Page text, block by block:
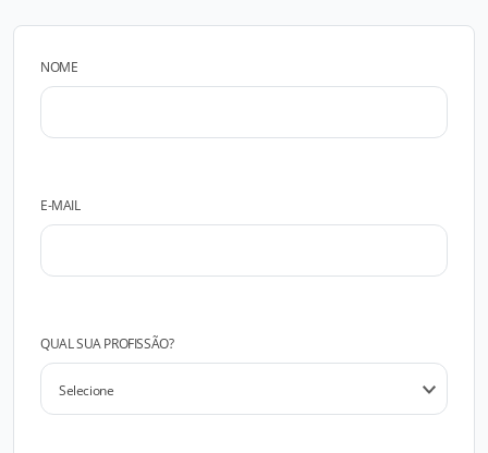
NOME
E-MAIL
QUAL SUA PROFISSÃO?